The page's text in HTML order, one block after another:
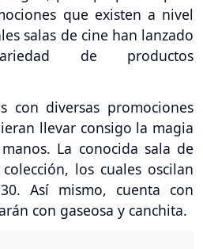
que existen a nivel
salas de cine han lanzado
de productos
con diversas promociones
llevar consigo la magia
La conocida sala de
los cuales oscilan
Así mismo, cuenta con
con gaseosa y canchita.